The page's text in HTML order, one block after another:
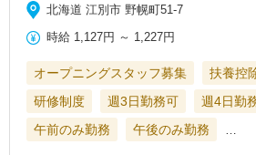
北海道 江別市 野幌町51-7
時給 1,127円 ～ 1,227円
オープニングスタッフ募集
扶養控
研修制度
週3日勤務可
週4日勤
午前のみ勤務
午後のみ勤務 …